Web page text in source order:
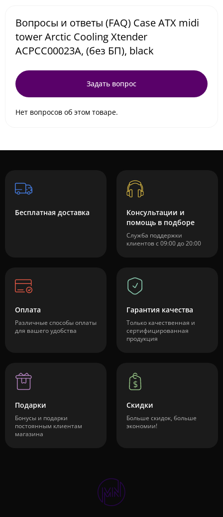
Вопросы и ответы (FAQ) Case ATX midi
tower Arctic Cooling Xtender
ACPCC00023A, (без БП), black
Задать вопрос
Нет вопросов об этом товаре.
Бесплатная доставка
Консультации и
помощь в подборе
Служба поддержки
клиентов с 09:00 до 20:00
Оплата
Различные способы оплаты
для вашего удобства
Гарантия качества
Только качественная и
сертифицированная
продукция
Подарки
Бонусы и подарки
постоянным клиентам
магазина
Скидки
Больше скидок, больше
экономии!